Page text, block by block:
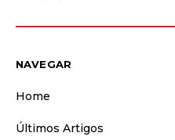
NAVEGAR
Home
Últimos Artigos